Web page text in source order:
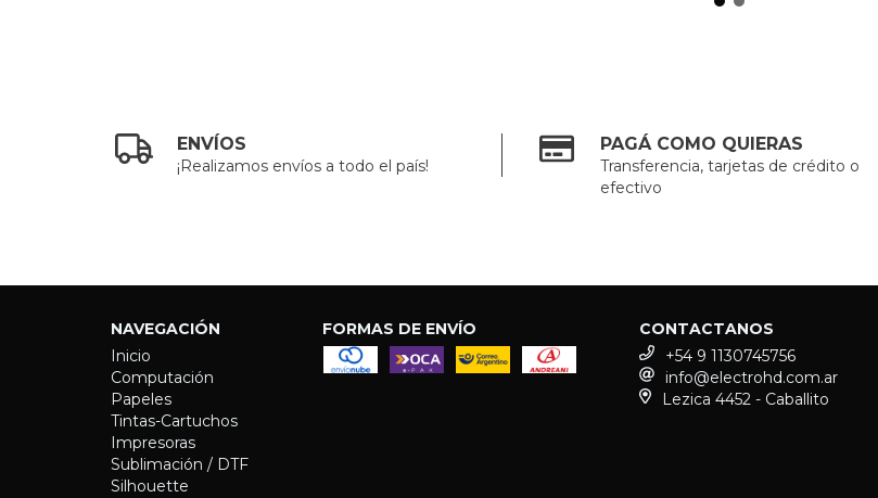
ENVÍOS
¡Realizamos envíos a todo el país!
PAGÁ COMO QUIERAS
Transferencia, tarjetas de crédito o
efectivo
NAVEGACIÓN
Inicio
Computación
Papeles
Tintas-Cartuchos
Impresoras
Sublimación / DTF
Silhouette
FORMAS DE ENVÍO
CONTACTANOS
+54 9 1130745756
info@electrohd.com.ar
Lezica 4452 - Caballito